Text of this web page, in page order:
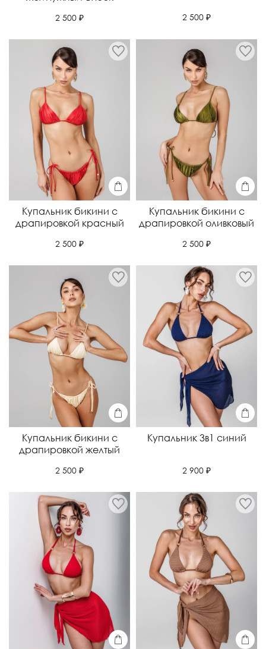
2 500 ₽ 2 500 ₽
Купальник бикини с
драпировкой красный
2 500 ₽
Купальник бикини с
драпировкой оливковый
2 500 ₽
Купальник бикини с
драпировкой желтый
2 500 ₽
Купальник 3в1 синий
2 900 ₽